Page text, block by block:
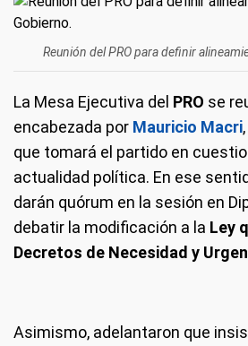
Reunión del PRO para definir
La Mesa Ejecutiva del PRO se
encabezada por Mauricio Macri
que tomará el partido en
actualidad política. En ese
darán quórum en la sesión en
debatir la modificación a la Ley
Decretos de Necesidad y
Asimismo, adelantaron que